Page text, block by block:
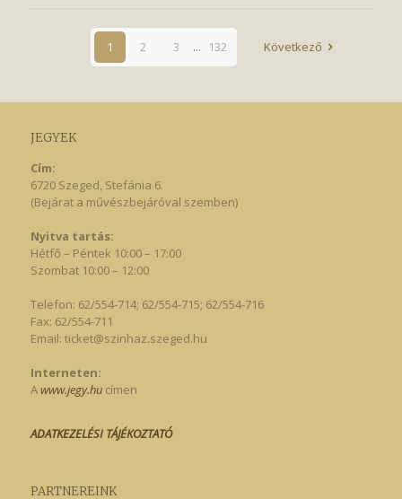
1 2 3 ... 132 Következő
JEGYEK
Cím:
6720 Szeged, Stefánia 6.
(Bejárat a művészbejáróval szemben)
Nyitva tartás:
Hétfő – Péntek 10:00 – 17:00
Szombat 10:00 – 12:00
Telefon: 62/554-714; 62/554-715; 62/554-716
Fax: 62/554-711
Email: ticket@szinhaz.szeged.hu
Interneten:
Awww.jegy.hucímen
ADATKEZELÉSI TÁJÉKOZTATÓ
PARTNEREINK